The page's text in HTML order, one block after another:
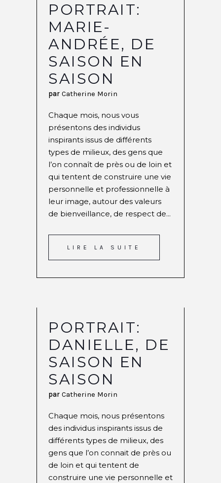
PORTRAIT:
MARIE-
ANDRÉE, DE
SAISON EN
SAISON
par Catherine Morin
Chaque mois, nous vous
présentons des individus
inspirants issus de différents
types de milieux, des gens que
l’on connaît de près ou de loin et
qui tentent de construire une vie
personnelle et professionnelle à
leur image, autour des valeurs
de bienveillance, de respect de...
LIRE LA SUITE
PORTRAIT:
DANIELLE, DE
SAISON EN
SAISON
par Catherine Morin
Chaque mois, nous présentons
des individus inspirants issus de
différents types de milieux, des
gens que l’on connait de près ou
de loin et qui tentent de
construire une vie personnelle et